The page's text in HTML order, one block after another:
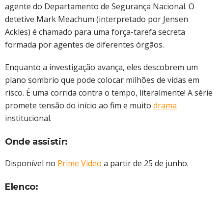
agente do Departamento de Segurança Nacional. O
detetive Mark Meachum (interpretado por Jensen
Ackles) é chamado para uma força-tarefa secreta
formada por agentes de diferentes órgãos.
Enquanto a investigação avança, eles descobrem um
plano sombrio que pode colocar milhões de vidas em
risco. É uma corrida contra o tempo, literalmente! A série
promete tensão do início ao fim e muito drama
institucional.
Onde assistir:
Disponível no Prime Video a partir de 25 de junho.
Elenco: